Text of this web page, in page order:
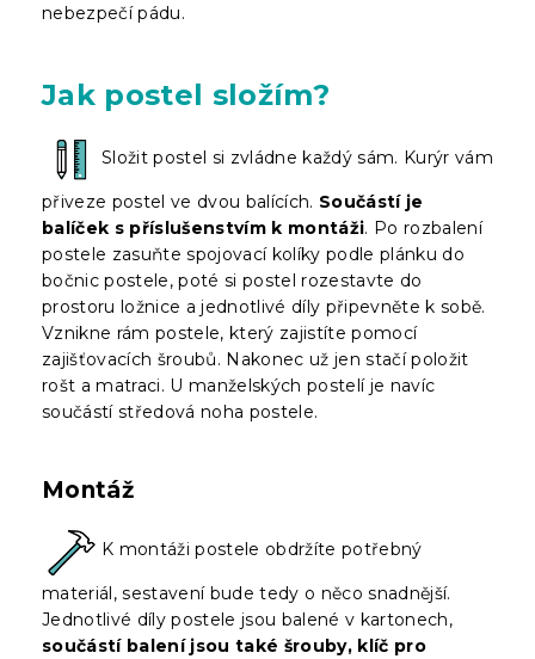
nebezpečí pádu.
Jak postel složím?
Složit postel si zvládne každý sám. Kurýr vám
přiveze postel ve dvou balících. Součástí je
balíček s příslušenstvím k montáži. Po rozbalení
postele zasuňte spojovací kolíky podle plánku do
bočnic postele, poté si postel rozestavte do
prostoru ložnice a jednotlivé díly připevněte k sobě.
Vznikne rám postele, který zajistíte pomocí
zajišťovacích šroubů. Nakonec už jen stačí položit
rošt a matraci. U manželských postelí je navíc
součástí středová noha postele.
Montáž
K montáži postele obdržíte potřebný
materiál, sestavení bude tedy o něco snadnější.
Jednotlivé díly postele jsou balené v kartonech,
součástí balení jsou také šrouby, klíč pro